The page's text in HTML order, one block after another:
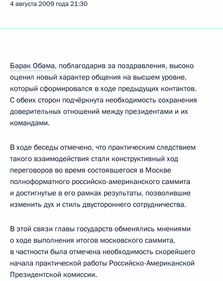
4 августа 2009 года21:30
Барак Обама, поблагодарив за поздравления, высоко
оценил новый характер общения на высшем уровне,
который сформировался в ходе предыдущих контактов.
С обеих сторон подчёркнута необходимость сохранения
доверительных отношений между президентами и их
командами.
В ходе беседы отмечено, что практическим следствием
такого взаимодействия стали конструктивный ход
переговоров во время состоявшегося в Москве
полноформатного российско-американского саммита
и достигнутые в его рамках результаты, позволившие
изменить дух и стиль двустороннего сотрудничества.
В этой связи главы государств обменялись мнениями
о ходе выполнения итогов московского саммита,
в частности была отмечена необходимость скорейшего
начала практической работы Российско-Американской
Президентской комиссии.